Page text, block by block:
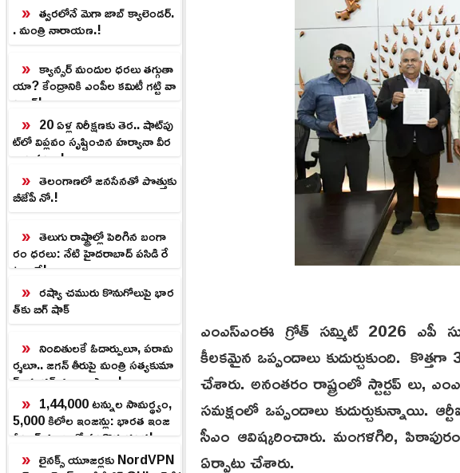
త్వరలోనే మెగా జాబ్ క్యాలెండర్.
. మంత్రి నారాయణ.!
క్యాన్సర్ మందుల ధరలు తగ్గుతా
యా? కేంద్రానికి ఎంపీల కమిటీ గట్టి వా
ర్నింగ్!
20 ఏళ్ల నిరీక్షణకు తెర.. షాట్‌పు
ట్‌లో విప్లవం సృష్టించిన హర్యానా వీర
నారి షర్మిల!
తెలంగాణలో జనసేనతో పొత్తుకు
బీజేపీ నో.!
తెలుగు రాష్ట్రాల్లో పెరిగిన బంగా
రం ధరలు: నేటి హైదరాబాద్ పసిడి రే
ట్లు ఇవే!
రష్యా చమురు కొనుగోలుపై భార
త్‌కు బిగ్ షాక్
నిందితులకే ఓదార్పులూ, పరామ
ర్శలూ.. జగన్ తీరుపై మంత్రి సత్యకుమా
ర్ యాదవ్ వ్యంగ్యాస్త్రాలు.!
1,44,000 టన్నుల సామర్థ్యం,
5,000 కిలోల ఇంజన్లు: భారత ఇంజ
నీరింగ్ రంగంలో సరికొత్త చరిత్ర!
లైనక్స్ యూజర్లకు NordVPN
ఎంఎస్ఎంఈ గ్రోత్ సమ్మిట్ 2026 ఎపీ
కీలకమైన ఒప్పందాలు కుదుర్చుకుంది.
చేశారు. అనంతరం రాష్ట్రంలో స్టార్టప్ లు,
సమక్షంలో ఒప్పందాలు కుదుర్చుకున్నాయి.
సీఎం ఆవిష్కరించారు. మంగళగిరి,
ఏర్పాటు చేశారు.